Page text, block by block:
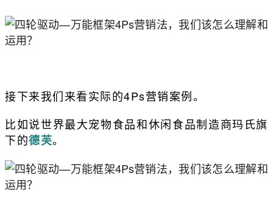
接下来我们来看实际的4Ps营销案例。
比如说世界最大宠物食品和休闲食品制造商玛氏旗
下的德芙。